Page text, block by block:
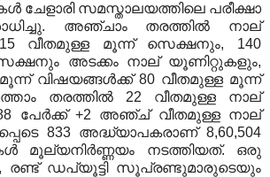
ചേളാരി സമസ്താലയത്തിലെ പരീക്ഷാ
അഞ്ചാം തരത്തില്‍ നാല്
വീതമുള്ള മൂന്ന് സെക്ഷനും, 140
അടക്കം നാല് യൂണിറ്റുകളും,
വിഷയങ്ങള്‍ക്ക് 80 വീതമുള്ള മൂന്ന്
തരത്തില്‍ 22 വീതമുള്ള നാല്
പേര്‍ക്ക് +2 അഞ്ച് വീതമുള്ള നാല്
833 അദ്ധ്യാപകരാണ് 8,60,504
മൂല്യനിര്‍ണ്ണയം നടത്തിയത്. ഒരു
രണ്ട് ഡപ്യൂട്ടി സൂപ്രണ്ടുമാരുടെയും